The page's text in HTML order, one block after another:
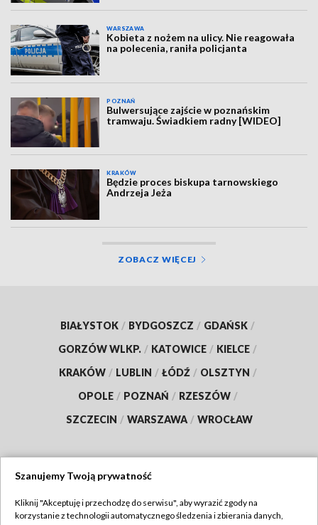
WARSZAWA
Kobieta z nożem na ulicy. Nie reagowała
na polecenia, raniła policjanta
POZNAŃ
Bulwersujące zajście w poznańskim
tramwaju. Świadkiem radny [WIDEO]
KRAKÓW
Będzie proces biskupa tarnowskiego
Andrzeja Jeża
ZOBACZ WIĘCEJ
BIAŁYSTOK / BYDGOSZCZ / GDAŃSK /
GORZÓW WLKP. / KATOWICE / KIELCE /
KRAKÓW / LUBLIN / ŁÓDŹ / OLSZTYN /
OPOLE / POZNAŃ / RZESZÓW /
SZCZECIN / WARSZAWA / WROCŁAW
TVP
Szanujemy Twoją prywatność
Kliknij "Akceptuję i przechodzę do serwisu", aby wyrazić zgody na
korzystanie z technologii automatycznego śledzenia i zbierania danych,